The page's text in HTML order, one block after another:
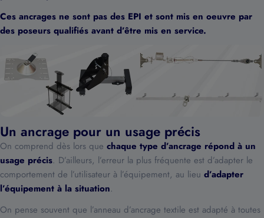
Ces ancrages ne sont pas des EPI et sont mis en oeuvre par
des poseurs qualifiés avant d’être mis en service.
Un ancrage pour un usage précis
On comprend dès lors que chaque type d’ancrage répond à un
usage précis. D’ailleurs, l’erreur la plus fréquente est d’adapter le
comportement de l’utilisateur à l’équipement, au lieu d’adapter
l’équipement à la situation.
On pense souvent que l’anneau d’ancrage textile est adapté à toutes